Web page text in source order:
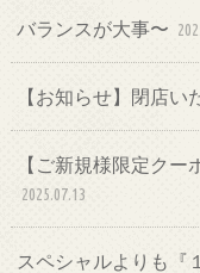
バランスが大事〜
【お知らせ】閉店い
【ご新規様限定ク
2025.07.13
スペシャルよりも『